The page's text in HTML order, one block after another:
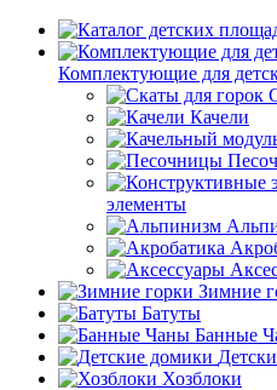
Комплектующие для
Качели
элементы
Зимние
Батуты
Банные
Хозблоки